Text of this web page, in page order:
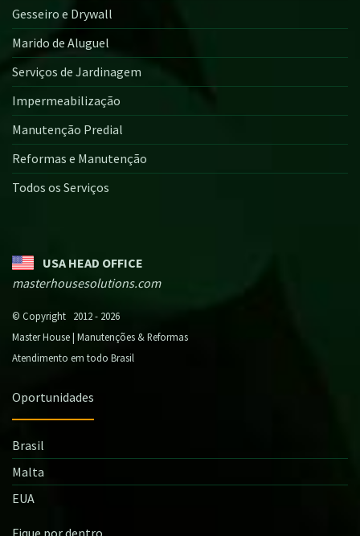
Gesseiro e Drywall
Marido de Aluguel
Serviços de Jardinagem
Impermeabilização
Manutenção Predial
Reformas e Manutenção
Todos os Serviços
USA HEAD OFFICE
masterhousesolutions.com
© Copyright 2012 - 2026
Master House | Manutenções & Reformas
Atendimento em todo Brasil
Oportunidades
Brasil
Malta
EUA
Fique por dentro